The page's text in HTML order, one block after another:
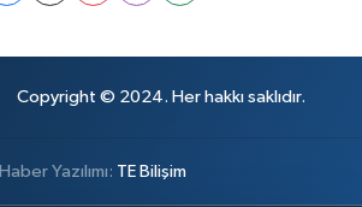
Copyright © 2024. Her hakkı saklıdır.
Haber Yazılımı: TE Bilişim